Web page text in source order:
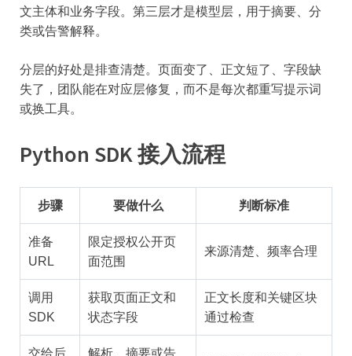
文主体和业务字段。第三层才是模型层，用于摘要、分
类或告警解释。
分层的好处是排查清楚。页面变了、正文短了、字段缺
失了，团队能在对应层修复，而不是每次都重写提示词
或换工具。
Python SDK 接入流程
步骤 要做什么 判断标准
准备
URL
限定授权公开页
面范围
来源清楚、频率合理
调用
SDK
获取页面正文和
状态字段
正文长度和关键区块
通过检查